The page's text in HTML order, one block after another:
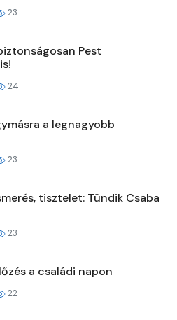
23
Pest
24
a legnagyobb
23
tisztelet: Tündik Csaba
23
a családi napon
22